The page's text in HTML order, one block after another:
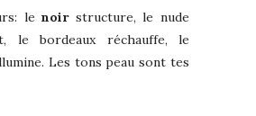
lenoirstructure, le nude
le bordeaux réchauffe, le
Les tons peau sont tes